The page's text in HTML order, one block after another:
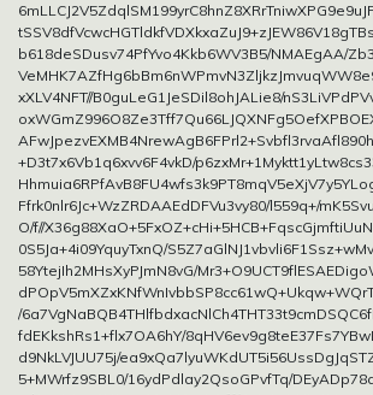
b618deSDusv74PfYvo4Kkb6WV3B5/NMAEgAA/
xXLV4NFT//B0guLeG1JeSDil8ohJALie8/
+D3t7x6Vb1q6xvv6F4vkD/
Ffrk0nlr6Jc+WzZRDAAEdDFVu3vy80/l559q+/
O/f//
0S5Ja+4i09YquyTxnQ/
58YtejIh2MHsXyPJmN8vG/
/
fdEKkshRs1+flx7OA6hY/
d9NkLVJUU75j/
5+MWrfz9SBL0/16ydPdlay2QsoGPvfTq/